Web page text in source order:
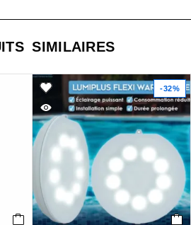
SIMILAIRES
-32%